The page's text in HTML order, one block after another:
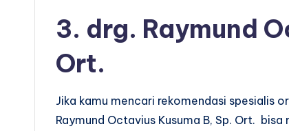
3. drg. Raymund
Ort.
Jika kamu mencari rekomendasi spesialis
Raymund Octavius Kusuma B, Sp. Ort.